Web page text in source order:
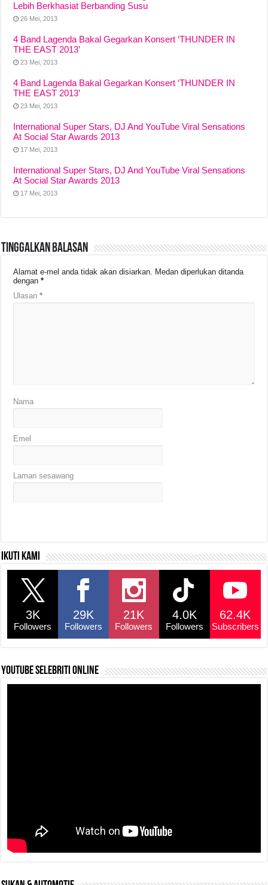
Lebih Berkhasiat Berbanding Susu
26 Mei, 2013
4 Band Lagenda Bakal Gegarkan Konsert ‘THUNDER IN
THE EAST 2013’
23 Mei, 2013
4 Band Lagenda Bakal Gegarkan Konsert ‘THUNDER IN
THE EAST 2013’
23 Mei, 2013
International Super Stars, DJ And YouTube Viral Sensations
At Social Star Awards 2013
17 Mei, 2013
International Super Stars, DJ And YouTube Viral Sensations
At Social Star Awards 2013
17 Mei, 2013
Tinggalkan Balasan
Alamat e-mel anda tidak akan disiarkan. Medan diperlukan ditanda
dengan*
Ulasan*
Nama
Emel
Laman sesawang
Ikuti kami
3K
Followers
29K
Followers
21K
Followers
4.0K
Followers
62.4K
Subscribers
YouTube selebriti online